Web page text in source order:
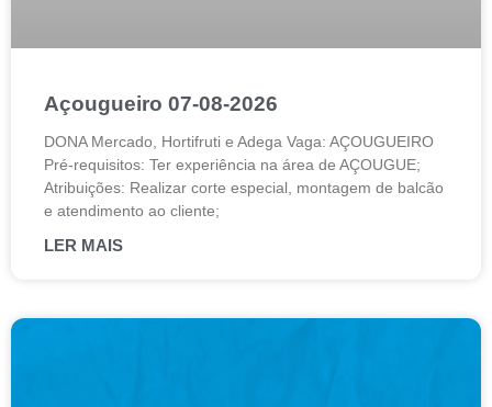
Açougueiro 07-08-2026
DONA Mercado, Hortifruti e Adega Vaga: AÇOUGUEIRO
Pré-requisitos: Ter experiência na área de AÇOUGUE;
Atribuições: Realizar corte especial, montagem de balcão
e atendimento ao cliente;
LER MAIS